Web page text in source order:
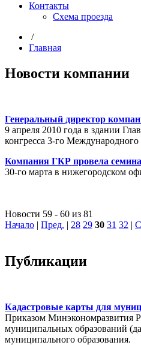
Контакты
Схема проезда
/
Главная
Новости компании
Генеральный директор
9 апреля 2010 года в здании
конгресса 3-го
Компания ГКР провела
30-го марта в нижегородском
Новости 59 - 60 из 81
Начало | Пред. | 28 29 30 31 32 |
Публикации
Кадастровые карты для
Приказом Минэкономразвития
муниципальных образований
муниципального образования.